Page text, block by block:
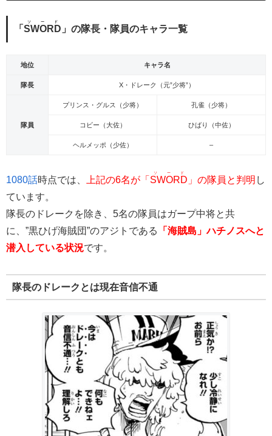
「 SWORD
ソード
」の隊長・隊員のキャラ一覧
地位 キャラ名
隊長 X・ドレーク（元”少将”）
隊員
プリンス・グルス（少将） 孔雀（少将）
コビー（大佐） ひばり（中佐）
ヘルメッポ（少佐） –
1080話時点では、 上記の6名が「 SWORD
ソード
」の隊員と判明 し
ています。
隊長のドレークを除き、5名の隊員はガープ中将と共
に、”黒ひげ海賊団”のアジトである
「海賊島」ハチノスへと
潜入している状況です。
隊長のドレークとは現在音信不通